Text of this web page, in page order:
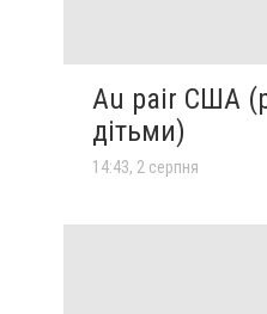
Au pair США
дітьми)
14:43, 2 серпня